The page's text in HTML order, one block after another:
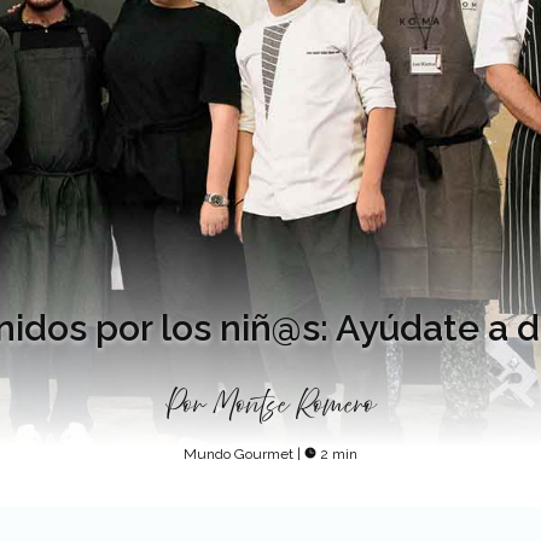
por los niñ@s: Ayúdate a
Por Montse Romero
Mundo Gourmet 2 min